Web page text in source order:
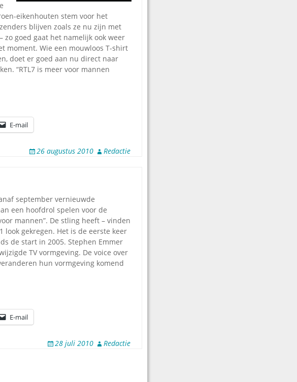
eikenhouten stem voor het
blijven zoals ze nu zijn met
goed gaat het namelijk ook weer
moment. Wie een mouwloos T-shirt
doet er goed aan nu direct naar
“RTL7 is meer voor mannen
E-mail
26 augustus 2010 Redactie
september vernieuwde
een hoofdrol spelen voor de
mannen”. De stling heeft – vinden
look gekregen. Het is de eerste keer
de start in 2005. Stephen Emmer
TV vormgeving. De voice over
hun vormgeving komend
E-mail
28 juli 2010 Redactie